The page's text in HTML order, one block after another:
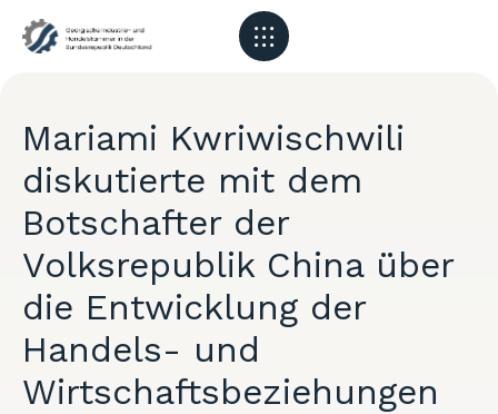
Mariami Kwriwischwili
diskutierte mit dem
Botschafter der
Volksrepublik China über
die Entwicklung der
Handels- und
Wirtschaftsbeziehungen